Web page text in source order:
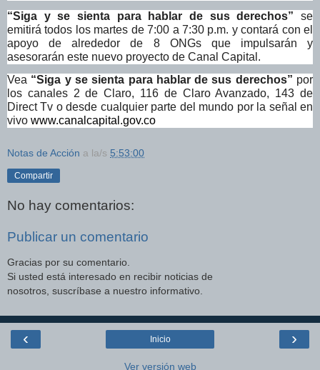
“Siga y se sienta para hablar de sus derechos” se
emitirá todos los martes de 7:00 a 7:30 p.m. y contará con el
apoyo de alrededor de 8 ONGs que impulsarán y
asesorarán este nuevo proyecto de Canal Capital.
Vea “Siga y se sienta para hablar de sus derechos” por
los canales 2 de Claro, 116 de Claro Avanzado, 143 de
Direct Tv o desde cualquier parte del mundo por la señal en
vivo www.canalcapital.gov.co
Notas de Acción a la/s 5:53:00
Compartir
No hay comentarios:
Publicar un comentario
Gracias por su comentario.
Si usted está interesado en recibir noticias de
nosotros, suscríbase a nuestro informativo.
‹ ›
Inicio
Ver versión web